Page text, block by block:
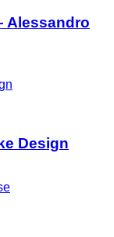
Alessandro
Design